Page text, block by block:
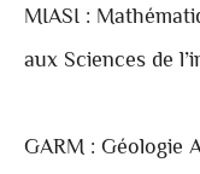
MIASI :
aux Sciences de
GARM : Géologie